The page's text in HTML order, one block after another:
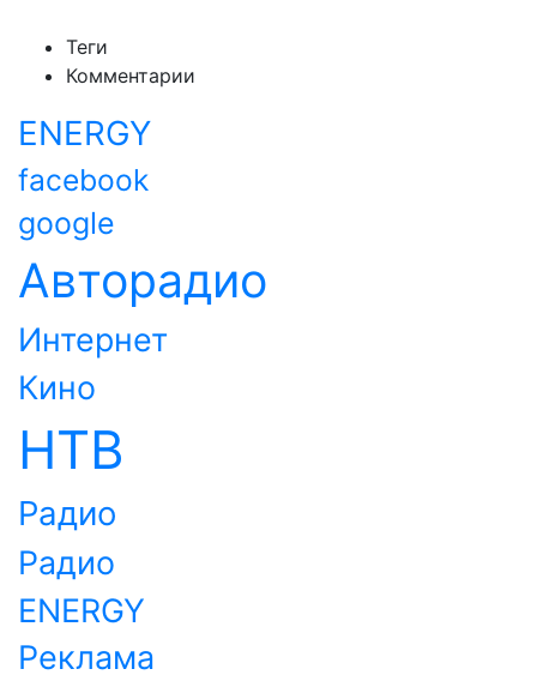
Теги
Комментарии
ENERGY
facebook
google
Авторадио
Интернет
Кино
НТВ
Радио
Радио
ENERGY
Реклама